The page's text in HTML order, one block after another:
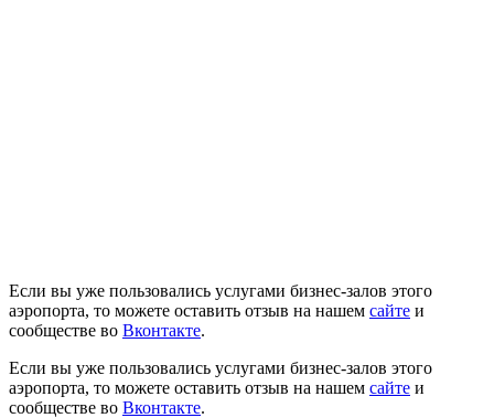
Если вы уже пользовались услугами бизнес-залов этого
аэропорта, то можете оставить отзыв на нашем сайте и
сообществе во Вконтакте.
Если вы уже пользовались услугами бизнес-залов этого
аэропорта, то можете оставить отзыв на нашем сайте и
сообществе во Вконтакте.